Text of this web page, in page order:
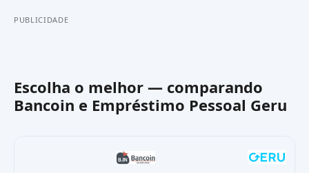
PUBLICIDADE
Escolha o melhor — comparando
Bancoin e Empréstimo Pessoal Geru